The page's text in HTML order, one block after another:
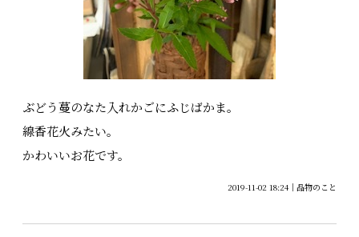
ぶどう蔓のなた入れかごにふじばかま。
線香花火みたい。
かわいいお花です。
2019-11-02 18:24 品物のこと